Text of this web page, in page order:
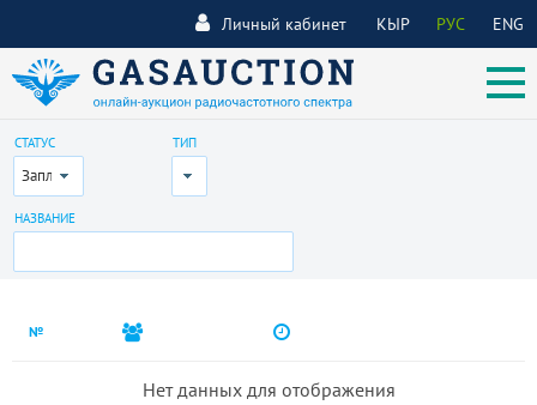
КЫР РУС ENG
Личный кабинет
СТАТУС
Запланирован
ТИП
Все
НАЗВАНИЕ
№
Нет данных для отображения